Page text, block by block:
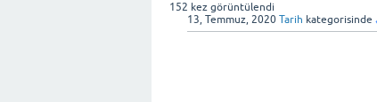
152 kez görüntülendi
13, Temmuz, 2020 Tarih kategorisinde